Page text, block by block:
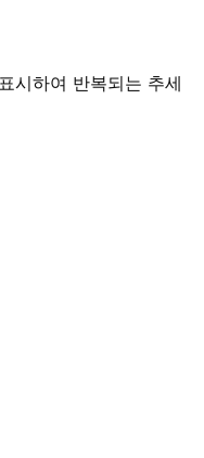
시하여 반복되는 추세